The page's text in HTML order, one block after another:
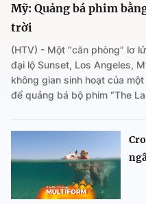
Mỹ: Quảng bá phim
trời
(HTV) - Một “căn phòng” lơ
đại lộ Sunset, Los Angeles,
không gian sinh hoạt của
để quảng bá bộ phim “The